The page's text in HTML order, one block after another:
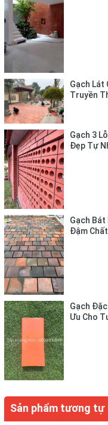
Gạch Lát
Truyền
Gạch 3
Đẹp Tự
Gạch Bát
Đậm
Gạch
Ưu Cho
Sản phẩm tương tự